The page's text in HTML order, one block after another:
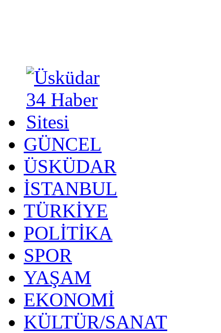
GÜNCEL
ÜSKÜDAR
İSTANBUL
TÜRKİYE
POLİTİKA
SPOR
YAŞAM
EKONOMİ
KÜLTÜR/SANAT